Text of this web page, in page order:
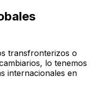
transfronterizos o
lo tenemos
internacionales en